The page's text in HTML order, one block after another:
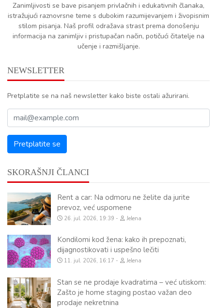
Zanimljivosti se bave pisanjem privlačnih i edukativnih članaka,
istražujući raznovrsne teme s dubokim razumijevanjem i živopisnim
stilom pisanja. Naš profil odražava strast prema donošenju
informacija na zanimljiv i pristupačan način, potičući čitatelje na
učenje i razmišljanje.
NEWSLETTER
Pretplatite se na naš newsletter kako biste ostali ažurirani.
SKORAŠNJI ČLANCI
Rent a car: Na odmoru ne želite da jurite
prevoz, već uspomene
26. jul. 2026, 19:39 Jelena
Kondilomi kod žena: kako ih prepoznati,
dijagnostikovati i uspešno lečiti
11. jul. 2026, 16:17 Jelena
Stan se ne prodaje kvadratima – već utiskom:
Zašto je home staging postao važan deo
prodaje nekretnina